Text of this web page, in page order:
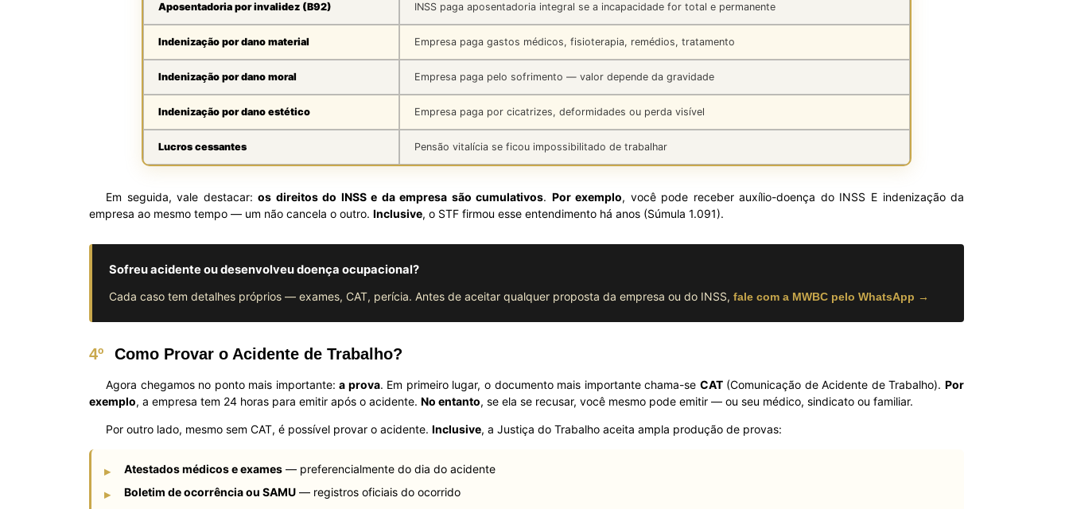
Aposentadoria por invalidez (B92) INSS paga aposentadoria integral se a incapacidade for total e permanente
Indenização por dano material Empresa paga gastos médicos, fisioterapia, remédios, tratamento
Indenização por dano moral Empresa paga pelo sofrimento — valor depende da gravidade
Indenização por dano estético Empresa paga por cicatrizes, deformidades ou perda visível
Lucros cessantes Pensão vitalícia se ficou impossibilitado de trabalhar
Em seguida, vale destacar:os direitos do INSS e da empresa são cumulativos. Por exemplo, você pode receber auxílio-doença do INSS E indenização da
empresa ao mesmo tempo — um não cancela o outro. Inclusive, o STF firmou esse entendimento há anos (Súmula 1.091).
Sofreu acidente ou desenvolveu doença ocupacional?
Cada caso tem detalhes próprios — exames, CAT, perícia. Antes de aceitar qualquer proposta da empresa ou do INSS, fale com a MWBC pelo WhatsApp →
4º Como Provar o Acidente de Trabalho?
Agora chegamos no ponto mais importante:a prova. Em primeiro lugar, o documento mais importante chama-se CAT(Comunicação de Acidente de Trabalho).Por
exemplo, a empresa tem 24 horas para emitir após o acidente. No entanto, se ela se recusar, você mesmo pode emitir — ou seu médico, sindicato ou familiar.
Por outro lado, mesmo sem CAT, é possível provar o acidente. Inclusive, a Justiça do Trabalho aceita ampla produção de provas:
▸ Atestados médicos e exames— preferencialmente do dia do acidente
▸ Boletim de ocorrência ou SAMU— registros oficiais do ocorrido